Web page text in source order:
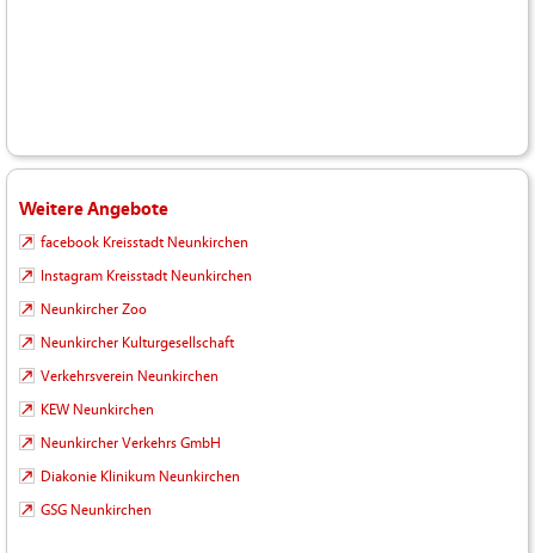
Weitere Angebote
facebook Kreisstadt Neunkirchen
Instagram Kreisstadt Neunkirchen
Neunkircher Zoo
Neunkircher Kulturgesellschaft
Verkehrsverein Neunkirchen
KEW Neunkirchen
Neunkircher Verkehrs GmbH
Diakonie Klinikum Neunkirchen
GSG Neunkirchen